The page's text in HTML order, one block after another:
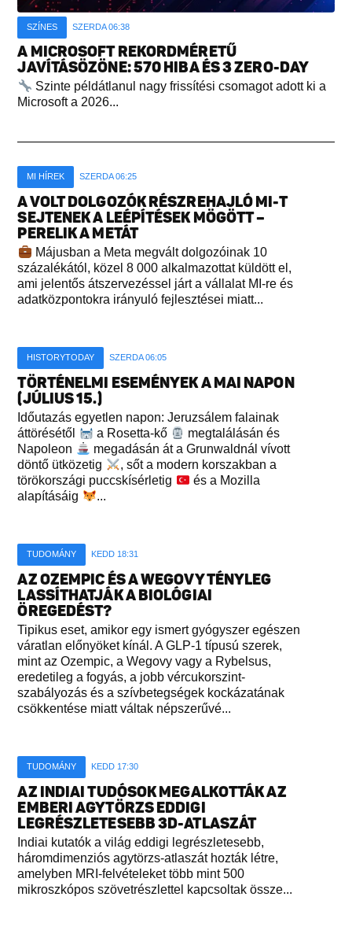
SZÍNES SZERDA 06:38
A MICROSOFT REKORDMÉRETŰ
JAVÍTÁSÖZÖNE: 570 HIBA ÉS 3 ZERO-DAY
Szinte példátlanul nagy frissítési csomagot adott ki a
Microsoft a 2026...
MI HÍREK SZERDA 06:25
A VOLT DOLGOZÓK RÉSZREHAJLÓ MI-T
SEJTENEK A LEÉPÍTÉSEK MÖGÖTT –
PERELIK A METÁT
Májusban a Meta megvált dolgozóinak 10
százalékától, közel 8 000 alkalmazottat küldött el,
ami jelentős átszervezéssel járt a vállalat MI-re és
adatközpontokra irányuló fejlesztései miatt...
HISTORYTODAY SZERDA 06:05
TÖRTÉNELMI ESEMÉNYEK A MAI NAPON
(JÚLIUS 15.)
Időutazás egyetlen napon: Jeruzsálem falainak
áttörésétől
a Rosetta-kő
megtalálásán és
Napoleon
megadásán át a Grunwaldnál vívott
döntő ütközetig
, sőt a modern korszakban a
törökországi puccskísérletig
és a Mozilla
alapításáig
...
TUDOMÁNY KEDD 18:31
AZ OZEMPIC ÉS A WEGOVY TÉNYLEG
LASSÍTHATJÁK A BIOLÓGIAI
ÖREGEDÉST?
Tipikus eset, amikor egy ismert gyógyszer egészen
váratlan előnyöket kínál. A GLP-1 típusú szerek,
mint az Ozempic, a Wegovy vagy a Rybelsus,
eredetileg a fogyás, a jobb vércukorszint-
szabályozás és a szívbetegségek kockázatának
csökkentése miatt váltak népszerűvé...
TUDOMÁNY KEDD 17:30
AZ INDIAI TUDÓSOK MEGALKOTTÁK AZ
EMBERI AGYTÖRZS EDDIGI
LEGRÉSZLETESEBB 3D-ATLASZÁT
Indiai kutatók a világ eddigi legrészletesebb,
háromdimenziós agytörzs-atlaszát hozták létre,
amelyben MRI-felvételeket több mint 500
mikroszkópos szövetrészlettel kapcsoltak össze...